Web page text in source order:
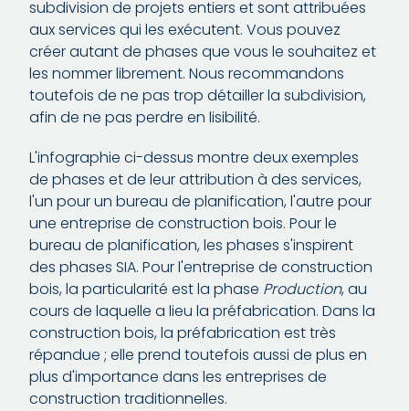
subdivision de projets entiers et sont attribuées
aux services qui les exécutent. Vous pouvez
créer autant de phases que vous le souhaitez et
les nommer librement. Nous recommandons
toutefois de ne pas trop détailler la subdivision,
afin de ne pas perdre en lisibilité.
L'infographie ci-dessus montre deux exemples
de phases et de leur attribution à des services,
l'un pour un bureau de planification, l'autre pour
une entreprise de construction bois. Pour le
bureau de planification, les phases s'inspirent
des phases SIA. Pour l'entreprise de construction
bois, la particularité est la phase Production, au
cours de laquelle a lieu la préfabrication. Dans la
construction bois, la préfabrication est très
répandue ; elle prend toutefois aussi de plus en
plus d'importance dans les entreprises de
construction traditionnelles.